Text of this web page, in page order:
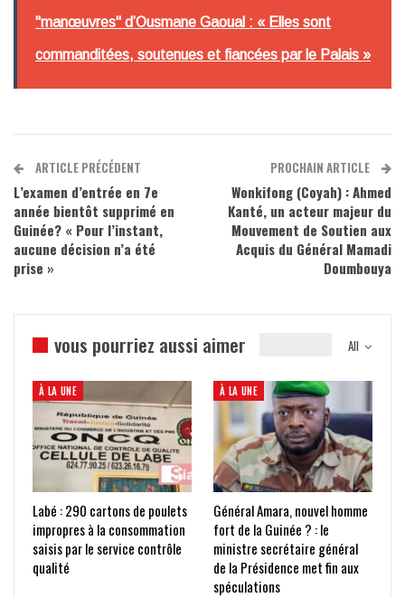
"manœuvres'' d’Ousmane Gaoual : « Elles sont
commanditées, soutenues et fiancées par le Palais »
ARTICLE PRÉCÉDENT
L’examen d’entrée en 7e
année bientôt supprimé en
Guinée? « Pour l’instant,
aucune décision n’a été
prise »
PROCHAIN ARTICLE
Wonkifong (Coyah) : Ahmed
Kanté, un acteur majeur du
Mouvement de Soutien aux
Acquis du Général Mamadi
Doumbouya
All
vous pourriez aussi aimer
À LA UNE
Labé : 290 cartons de poulets
impropres à la consommation
saisis par le service contrôle
qualité
À LA UNE
Général Amara, nouvel homme
fort de la Guinée ? : le
ministre secrétaire général
de la Présidence met fin aux
spéculations